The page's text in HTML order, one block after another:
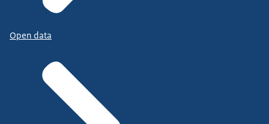
Open data